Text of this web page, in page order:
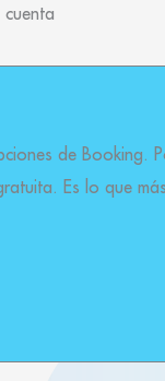
de Booking.
Es lo que